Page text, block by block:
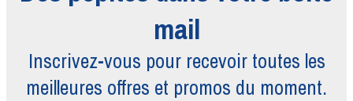
mail
Inscrivez-vous pour recevoir toutes les
meilleures offres et promos du moment.